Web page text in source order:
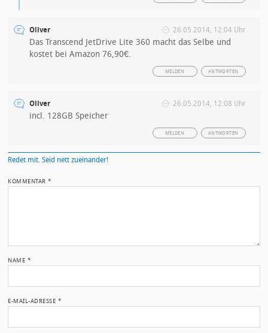
Oliver 26.05.2014, 12:04 Uhr
Das Transcend JetDrive Lite 360 macht das Selbe und
kostet bei Amazon 76,90€.
ANTWORTEN
MELDEN
Oliver 26.05.2014, 12:08 Uhr
incl. 128GB Speicher
ANTWORTEN
MELDEN
Redet mit. Seid nett zueinander!
KOMMENTAR*
NAME *
E-MAIL-ADRESSE *